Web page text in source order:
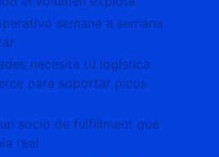
semana a semana
necesita tu logística
para soportar picos
socio de fulfillment que
real